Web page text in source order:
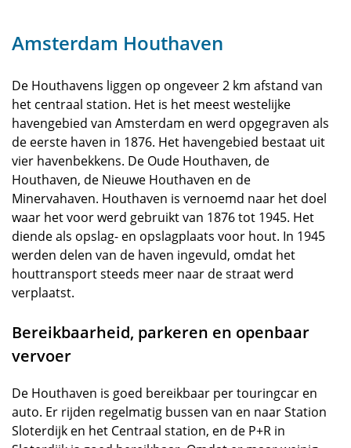
Amsterdam Houthaven
De Houthavens liggen op ongeveer 2 km afstand van
het centraal station. Het is het meest westelijke
havengebied van Amsterdam en werd opgegraven als
de eerste haven in 1876. Het havengebied bestaat uit
vier havenbekkens. De Oude Houthaven, de
Houthaven, de Nieuwe Houthaven en de
Minervahaven. Houthaven is vernoemd naar het doel
waar het voor werd gebruikt van 1876 tot 1945. Het
diende als opslag- en opslagplaats voor hout. In 1945
werden delen van de haven ingevuld, omdat het
houttransport steeds meer naar de straat werd
verplaatst.
Bereikbaarheid, parkeren en openbaar
vervoer
De Houthaven is goed bereikbaar per touringcar en
auto. Er rijden regelmatig bussen van en naar Station
Sloterdijk en het Centraal station, en de P+R in